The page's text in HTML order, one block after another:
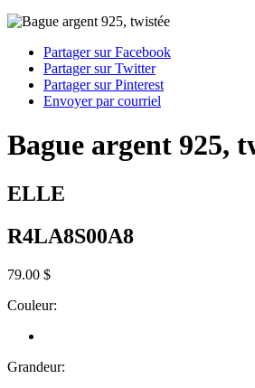
Partager sur Facebook
Partager sur Twitter
Partager sur Pinterest
Envoyer par courriel
Bague argent 925,
ELLE
R4LA8S00A8
79.00 $
Couleur:
Grandeur: